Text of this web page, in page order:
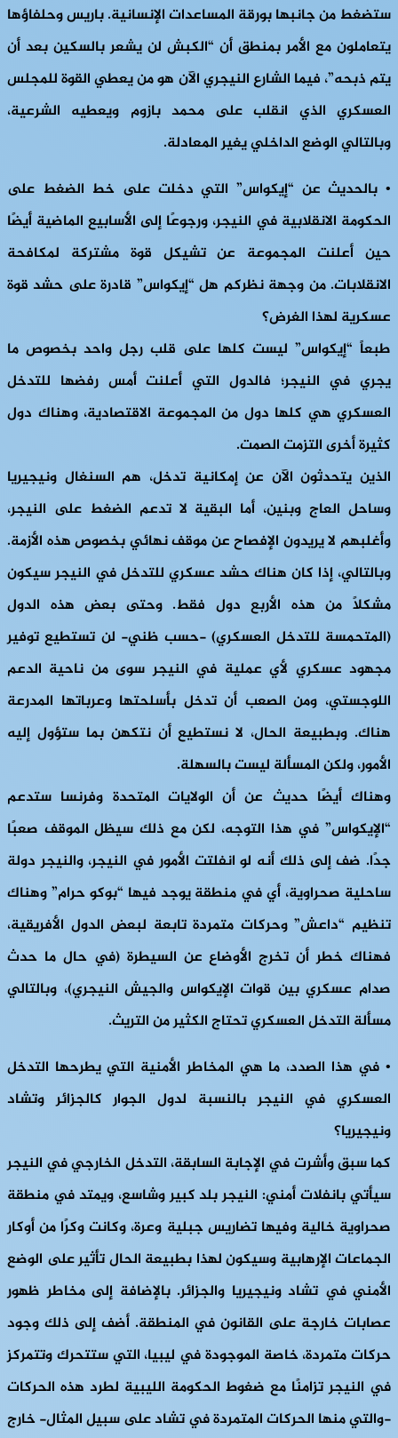
ستضغط من جانبها بورقة المساعدات الإنسانية. باريس وحلفاؤها
يتعاملون مع الأمر بمنطق أن “الكبش لن يشعر بالسكين بعد أن
يتم ذبحه”، فيما الشارع النيجري الآن هو من يعطي القوة للمجلس
العسكري الذي انقلب على محمد بازوم ويعطيه الشرعية،
وبالتالي الوضع الداخلي يغير المعادلة.
• بالحديث عن “إيكواس” التي دخلت على خط الضغط على
الحكومة الانقلابية في النيجر، ورجوعًا إلى الأسابيع الماضية أيضًا
حين أعلنت المجموعة عن تشيكل قوة مشتركة لمكافحة
الانقلابات. من وجهة نظركم هل “إيكواس” قادرة على حشد قوة
عسكرية لهذا الغرض؟
طبعاً “إيكواس” ليست كلها على قلب رجل واحد بخصوص ما
يجري في النيجر؛ فالدول التي أعلنت أمس رفضها للتدخل
العسكري هي كلها دول من المجموعة الاقتصادية، وهناك دول
كثيرة أخرى التزمت الصمت.
الذين يتحدثون الآن عن إمكانية تدخل، هم السنغال ونيجيريا
وساحل العاج وبنين، أما البقية لا تدعم الضغط على النيجر،
وأغلبهم لا يريدون الإفصاح عن موقف نهائي بخصوص هذه الأزمة.
وبالتالي، إذا كان هناك حشد عسكري للتدخل في النيجر سيكون
مشكلًا من هذه الأربع دول فقط. وحتى بعض هذه الدول
(المتحمسة للتدخل العسكري) -حسب ظني- لن تستطيع توفير
مجهود عسكري لأي عملية في النيجر سوى من ناحية الدعم
اللوجستي، ومن الصعب أن تدخل بأسلحتها وعرباتها المدرعة
هناك. وبطبيعة الحال، لا نستطيع أن نتكهن بما ستؤول إليه
الأمور، ولكن المسألة ليست بالسهلة.
وهناك أيضًا حديث عن أن الولايات المتحدة وفرنسا ستدعم
“الإيكواس” في هذا التوجه، لكن مع ذلك سيظل الموقف صعبًا
جدًا. ضف إلى ذلك أنه لو انفلتت الأمور في النيجر، والنيجر دولة
ساحلية صحراوية، أي في منطقة يوجد فيها “بوكو حرام” وهناك
تنظيم “داعش” وحركات متمردة تابعة لبعض الدول الأفريقية،
فهناك خطر أن تخرج الأوضاع عن السيطرة (في حال ما حدث
صدام عسكري بين قوات الإيكواس والجيش النيجري)، وبالتالي
مسألة التدخل العسكري تحتاج الكثير من التريث.
• في هذا الصدد، ما هي المخاطر الأمنية التي يطرحها التدخل
العسكري في النيجر بالنسبة لدول الجوار كالجزائر وتشاد
ونيجيريا؟
كما سبق وأشرت في الإجابة السابقة، التدخل الخارجي في النيجر
سيأتي بانفلات أمني: النيجر بلد كبير وشاسع، ويمتد في منطقة
صحراوية خالية وفيها تضاريس جبلية وعرة، وكانت وكرًا من أوكار
الجماعات الإرهابية وسيكون لهذا بطبيعة الحال تأثير على الوضع
الأمني في تشاد ونيجيريا والجزائر. بالإضافة إلى مخاطر ظهور
عصابات خارجة على القانون في المنطقة. أضف إلى ذلك وجود
حركات متمردة، خاصة الموجودة في ليبيا، التي ستتحرك وتتمركز
في النيجر تزامنًا مع ضغوط الحكومة الليبية لطرد هذه الحركات
-والتي منها الحركات المتمردة في تشاد على سبيل المثال- خارج